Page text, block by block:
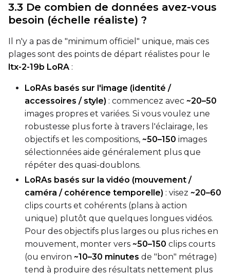
Width
Height
Seed
Prompt
Width
Height
3.3 De combien de données avez-vous
besoin (échelle réaliste) ?
Il n'y a pas de "minimum officiel" unique, mais ces
plages sont des points de départ réalistes pour le
ltx-2-19b LoRA :
LoRAs basés sur l'image (identité /
accessoires / style) : commencez avec ~20–50
images propres et variées. Si vous voulez une
robustesse plus forte à travers l'éclairage, les
objectifs et les compositions, ~50–150 images
sélectionnées aide généralement plus que
répéter des quasi-doublons.
LoRAs basés sur la vidéo (mouvement /
caméra / cohérence temporelle) : visez ~20–60
clips courts et cohérents (plans à action
unique) plutôt que quelques longues vidéos.
Pour des objectifs plus larges ou plus riches en
mouvement, monter vers ~50–150 clips courts
(ou environ ~10–30 minutes de "bon" métrage)
tend à produire des résultats nettement plus